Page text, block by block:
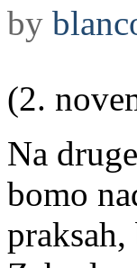
by
(2.
Na
bomo